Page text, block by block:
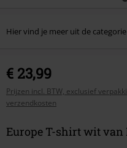
Hier vind je meer uit de
€ 23,99
Prijzen incl. BTW, exclusief
verzendkosten
Europe T-shirt wit van